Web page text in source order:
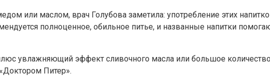
или маслом, врач Голубова заметила: употребление этих
полноценное, обильное питье, и названные напитки
увлажняющий эффект сливочного масла или большое
Питер».